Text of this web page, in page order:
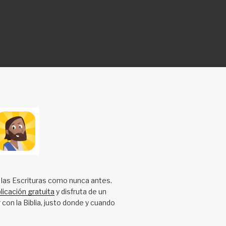
Escrituras como nunca antes.
gratuita y disfruta de un
la Biblia, justo donde y cuando